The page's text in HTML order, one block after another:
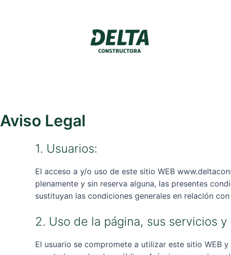
Aviso Legal
1. Usuarios:
El acceso a y/o uso de este sitio WEB
plenamente y sin reserva alguna, las presentes
sustituyan las condiciones generales en relación
2. Uso de la página, sus servicios
El usuario se compromete a utilizar este sitio WEB